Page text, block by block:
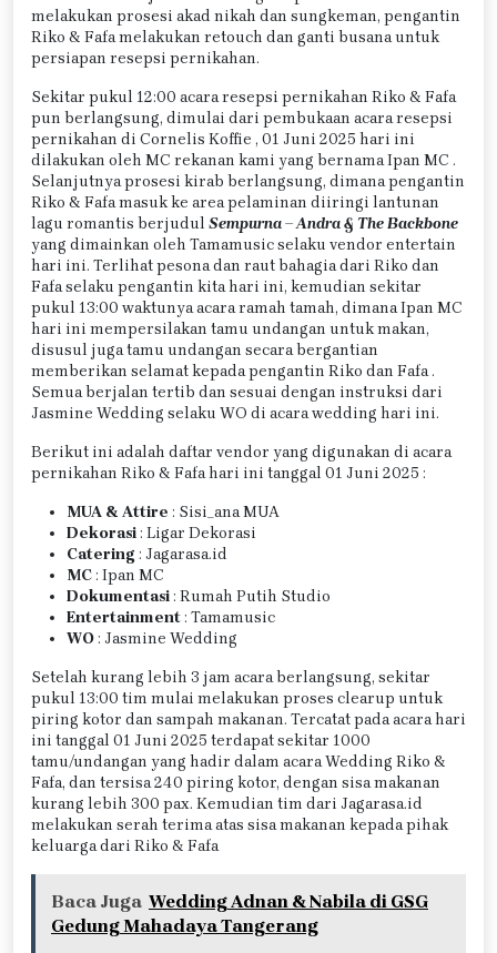
melakukan prosesi akad nikah dan sungkeman, pengantin
Riko & Fafa melakukan retouch dan ganti busana untuk
persiapan resepsi pernikahan.
Sekitar pukul 12:00 acara resepsi pernikahan Riko & Fafa
pun berlangsung, dimulai dari pembukaan acara resepsi
pernikahan di Cornelis Koffie , 01 Juni 2025 hari ini
dilakukan oleh MC rekanan kami yang bernama Ipan MC .
Selanjutnya prosesi kirab berlangsung, dimana pengantin
Riko & Fafa masuk ke area pelaminan diiringi lantunan
lagu romantis berjudul Sempurna – Andra & The Backbone
yang dimainkan oleh Tamamusic selaku vendor entertain
hari ini. Terlihat pesona dan raut bahagia dari Riko dan
Fafa selaku pengantin kita hari ini, kemudian sekitar
pukul 13:00 waktunya acara ramah tamah, dimana Ipan MC
hari ini mempersilakan tamu undangan untuk makan,
disusul juga tamu undangan secara bergantian
memberikan selamat kepada pengantin Riko dan Fafa .
Semua berjalan tertib dan sesuai dengan instruksi dari
Jasmine Wedding selaku WO di acara wedding hari ini.
Berikut ini adalah daftar vendor yang digunakan di acara
pernikahan Riko & Fafa hari ini tanggal 01 Juni 2025 :
MUA & Attire : Sisi_ana MUA
Dekorasi: Ligar Dekorasi
Catering: Jagarasa.id
MC: Ipan MC
Dokumentasi: Rumah Putih Studio
Entertainment: Tamamusic
WO: Jasmine Wedding
Setelah kurang lebih 3 jam acara berlangsung, sekitar
pukul 13:00 tim mulai melakukan proses clearup untuk
piring kotor dan sampah makanan. Tercatat pada acara hari
ini tanggal 01 Juni 2025 terdapat sekitar 1000
tamu/undangan yang hadir dalam acara Wedding Riko &
Fafa, dan tersisa 240 piring kotor, dengan sisa makanan
kurang lebih 300 pax. Kemudian tim dari Jagarasa.id
melakukan serah terima atas sisa makanan kepada pihak
keluarga dari Riko & Fafa
Baca Juga Wedding Adnan & Nabila di GSG
Gedung Mahadaya Tangerang